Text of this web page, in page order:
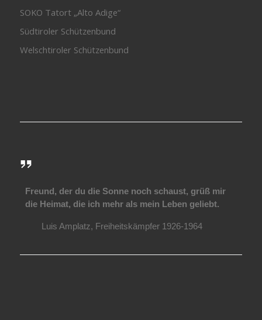
SOKO Tatort „Alto Adige“
Südtiroler Schützenbund
Welschtiroler Schützenbund
Freund, der du die Sonne noch schaust, grüß mir
die Heimat, die ich mehr als mein Leben geliebt.
Luis Amplatz, Freiheitskämpfer 1926-1964